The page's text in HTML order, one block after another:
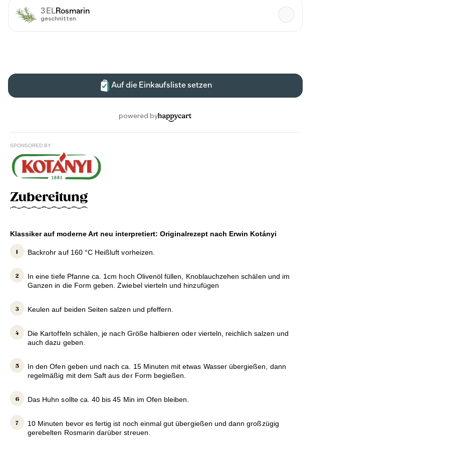
SPONSORED BY
Zubereitung
Klassiker auf moderne Art neu interpretiert: Originalrezept nach Erwin Kotányi
Backrohr auf 160 °C Heißluft vorheizen.
In eine tiefe Pfanne ca. 1cm hoch Olivenöl füllen, Knoblauchzehen schälen und im
Ganzen in die Form geben. Zwiebel vierteln und hinzufügen
Keulen auf beiden Seiten salzen und pfeffern.
Die Kartoffeln schälen, je nach Größe halbieren oder vierteln, reichlich salzen und
auch dazu geben.
In den Ofen geben und nach ca. 15 Minuten mit etwas Wasser übergießen, dann
regelmäßig mit dem Saft aus der Form begießen.
Das Huhn sollte ca. 40 bis 45 Min im Ofen bleiben.
10 Minuten bevor es fertig ist noch einmal gut übergießen und dann großzügig
gerebelten Rosmarin darüber streuen.